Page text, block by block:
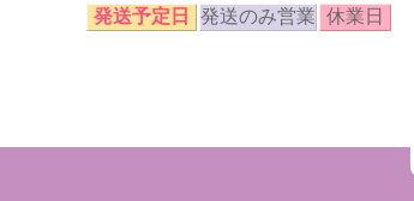
発送予定日 発送のみ営業 休業日